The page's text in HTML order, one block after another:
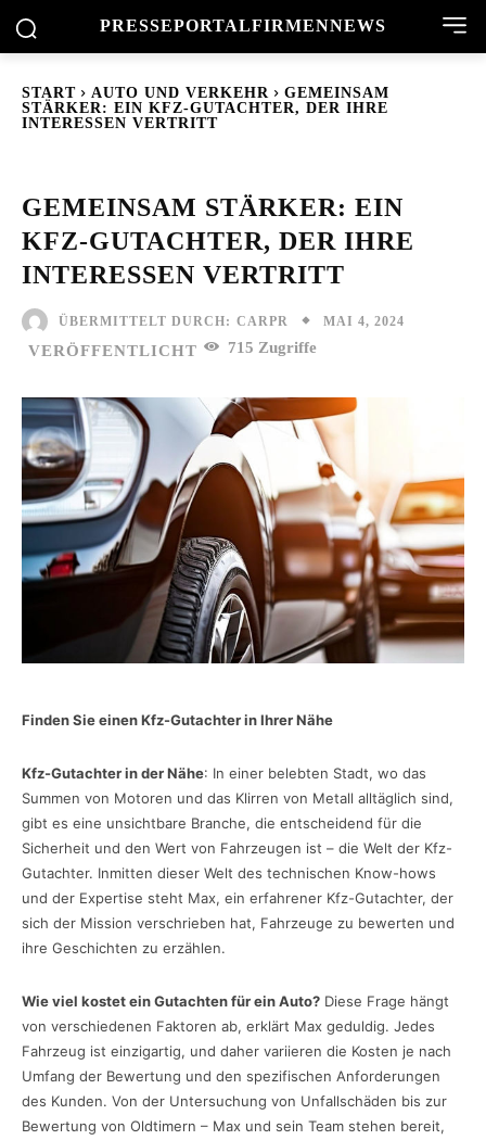
PRESSEPORTALFIRMENNEWS
START AUTO UND VERKEHR
GEMEINSAM
STÄRKER: EIN KFZ-GUTACHTER, DER IHRE
INTERESSEN VERTRITT
GEMEINSAM STÄRKER: EIN
KFZ-GUTACHTER, DER IHRE
INTERESSEN VERTRITT
ÜBERMITTELT DURCH: CARPR MAI 4, 2024
VERÖFFENTLICHT 715 Zugriffe
Finden Sie einen Kfz-Gutachter in Ihrer Nähe
Kfz-Gutachter in der Nähe: In einer belebten Stadt, wo das
Summen von Motoren und das Klirren von Metall alltäglich sind,
gibt es eine unsichtbare Branche, die entscheidend für die
Sicherheit und den Wert von Fahrzeugen ist – die Welt der Kfz-
Gutachter. Inmitten dieser Welt des technischen Know-hows
und der Expertise steht Max, ein erfahrener Kfz-Gutachter, der
sich der Mission verschrieben hat, Fahrzeuge zu bewerten und
ihre Geschichten zu erzählen.
Wie viel kostet ein Gutachten für ein Auto? Diese Frage hängt
von verschiedenen Faktoren ab, erklärt Max geduldig. Jedes
Fahrzeug ist einzigartig, und daher variieren die Kosten je nach
Umfang der Bewertung und den spezifischen Anforderungen
des Kunden. Von der Untersuchung von Unfallschäden bis zur
Bewertung von Oldtimern – Max und sein Team stehen bereit,